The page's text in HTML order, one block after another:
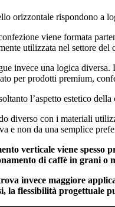
orizzontale rispondono a
viene formata
utilizzata nel settore
invece una logica
per prodotti premium,
l’aspetto estetico della
diverso con i materiali
e non da una semplice
verticale viene
di caffè in grani
invece maggiore
la flessibilità progettuale